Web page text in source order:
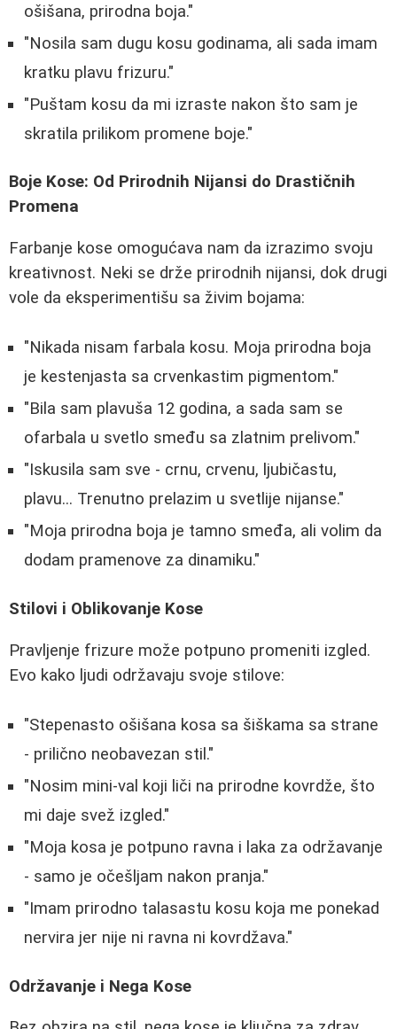
ošišana, prirodna boja."
"Nosila sam dugu kosu godinama, ali sada imam
kratku plavu frizuru."
"Puštam kosu da mi izraste nakon što sam je
skratila prilikom promene boje."
Boje Kose: Od Prirodnih Nijansi do Drastičnih
Promena
Farbanje kose omogućava nam da izrazimo svoju
kreativnost. Neki se drže prirodnih nijansi, dok drugi
vole da eksperimentišu sa živim bojama:
"Nikada nisam farbala kosu. Moja prirodna boja
je kestenjasta sa crvenkastim pigmentom."
"Bila sam plavuša 12 godina, a sada sam se
ofarbala u svetlo smeđu sa zlatnim prelivom."
"Iskusila sam sve - crnu, crvenu, ljubičastu,
plavu... Trenutno prelazim u svetlije nijanse."
"Moja prirodna boja je tamno smeđa, ali volim da
dodam pramenove za dinamiku."
Stilovi i Oblikovanje Kose
Pravljenje frizure može potpuno promeniti izgled.
Evo kako ljudi održavaju svoje stilove:
"Stepenasto ošišana kosa sa šiškama sa strane
- prilično neobavezan stil."
"Nosim mini-val koji liči na prirodne kovrdže, što
mi daje svež izgled."
"Moja kosa je potpuno ravna i laka za održavanje
- samo je očešljam nakon pranja."
"Imam prirodno talasastu kosu koja me ponekad
nervira jer nije ni ravna ni kovrdžava."
Održavanje i Nega Kose